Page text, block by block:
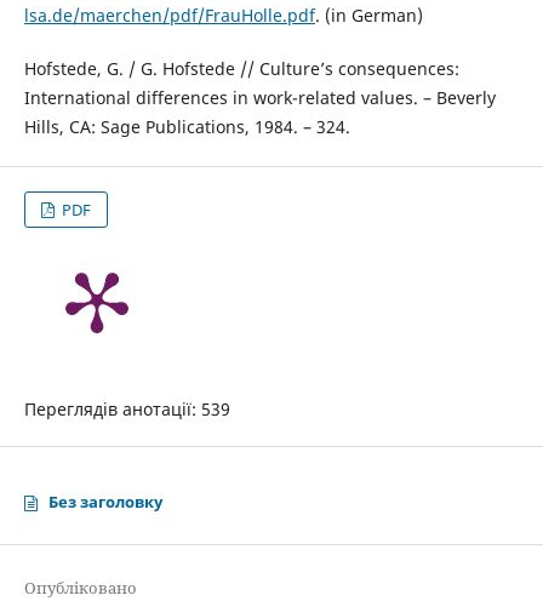
lsa.de/maerchen/pdf/FrauHolle.pdf. (in German)
Hofstede, G. / G. Hofstede // Culture’s consequences:
International differences in work-related values. – Beverly
Hills, CA: Sage Publications, 1984. – 324.
PDF
Переглядів анотації: 539
Без заголовку
Опубліковано